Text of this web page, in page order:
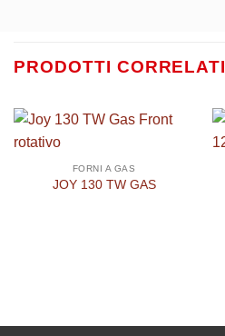
PRODOTTI CORRELATI
FORNI A GAS
JOY 130 TW GAS